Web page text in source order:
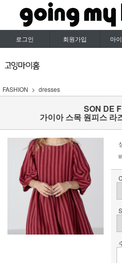
로그인 회원가입 마
FASHION dresses
SON DE
가이아 스목 원피스 라